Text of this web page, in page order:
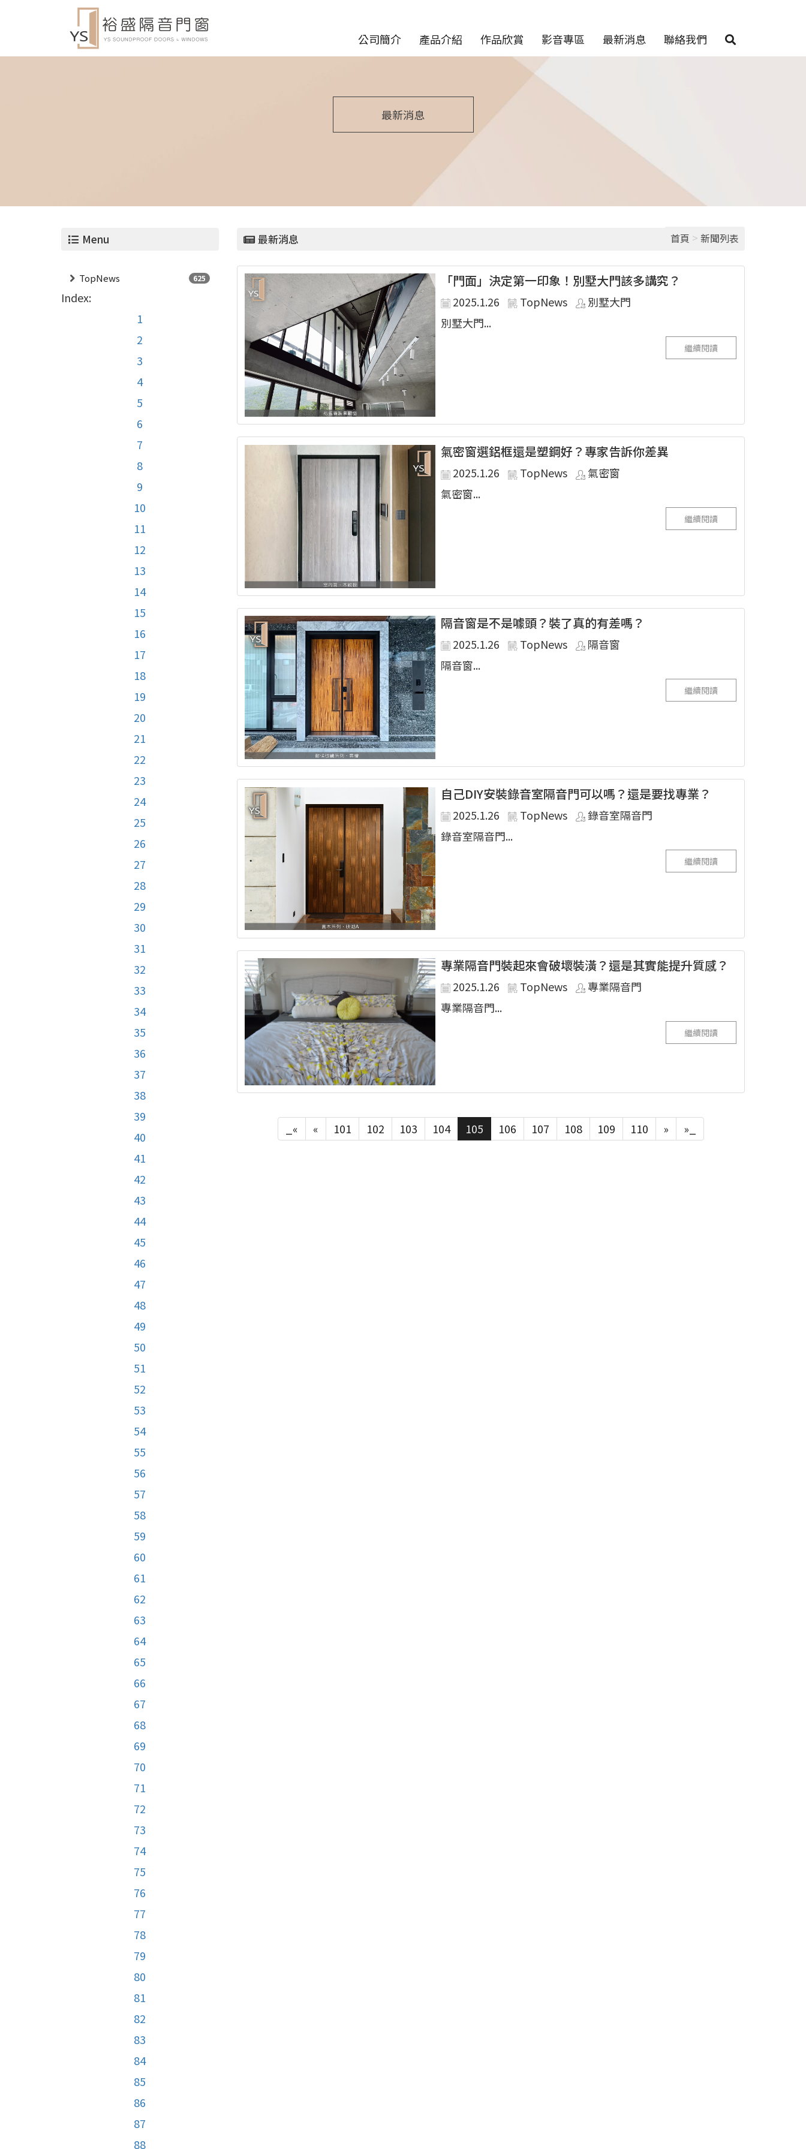
公司簡介 產品介紹 作品欣賞 影音專區 最新消息 聯絡我們
最新消息
Menu
TopNews 625
Index:
1
2
3
4
5
6
7
8
9
10
11
12
13
14
15
16
17
18
19
20
21
22
23
24
25
26
27
28
29
30
31
32
33
34
35
36
37
38
39
40
41
42
43
44
45
46
47
48
49
50
51
52
53
54
55
56
57
58
59
60
61
62
63
64
65
66
67
68
69
70
71
72
73
74
75
76
77
78
79
80
81
82
83
84
85
86
87
88
最新消息 首頁 > 新聞列表
「門面」決定第一印象！別墅大門該多講究？
2025.1.26 TopNews
別墅大門
別墅大門...
繼續閱讀
氣密窗選鋁框還是塑鋼好？專家告訴你差異
2025.1.26 TopNews
氣密窗
氣密窗...
繼續閱讀
隔音窗是不是噱頭？裝了真的有差嗎？
2025.1.26 TopNews
隔音窗
隔音窗...
繼續閱讀
自己DIY安裝錄音室隔音門可以嗎？還是要找專業？
2025.1.26 TopNews
錄音室隔音門
錄音室隔音門...
繼續閱讀
專業隔音門裝起來會破壞裝潢？還是其實能提升質感？
2025.1.26 TopNews
專業隔音門
專業隔音門...
繼續閱讀
_« « 101 102 103 104 105 106 107 108 109 110 » »_